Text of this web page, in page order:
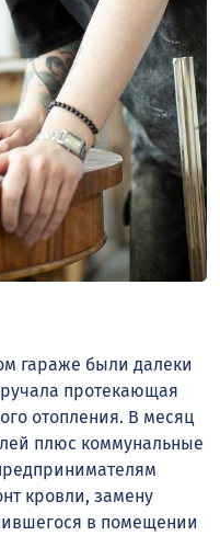
гараже были далеки
протекающая
отопления. В месяц
плюс коммунальные
кровли, замену
в помещении